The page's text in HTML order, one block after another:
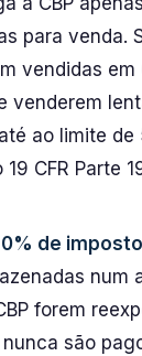
para venda.
vendidas
venderem
ao limite de
19 CFR Parte
de
num
forem
são